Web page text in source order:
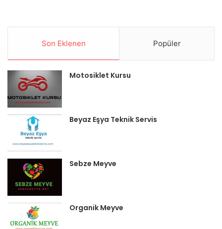
Son Eklenen Popüler
Motosiklet Kursu
Beyaz Eşya Teknik Servis
Sebze Meyve
Organik Meyve